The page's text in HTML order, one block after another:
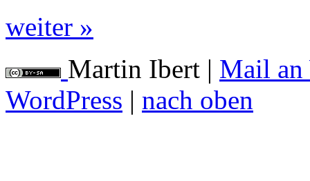
weiter »
Martin Ibert | Mail an
WordPress | nach oben